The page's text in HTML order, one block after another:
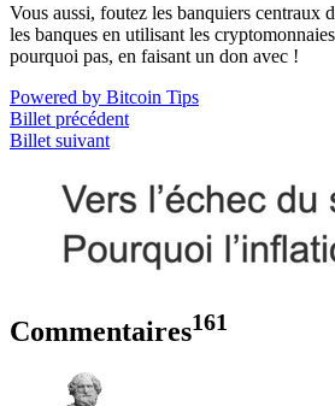
Vous aussi, foutez les banquiers centraux
les banques en utilisant les
pourquoi pas, en faisant un don avec !
Powered by Bitcoin Tips
Billet précédent
Billet suivant
Commentaires161